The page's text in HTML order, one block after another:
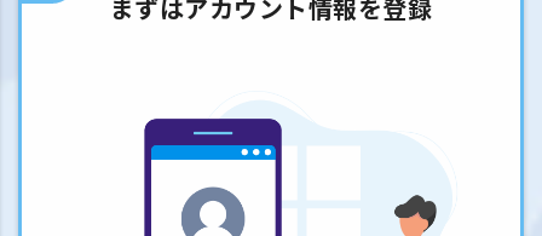
まずはアカウント情報を登録